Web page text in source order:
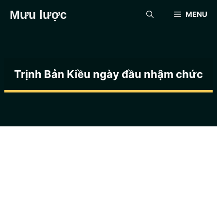
đếnMưu lược MENU
Trịnh Bản Kiều ngày đầu nhậm chức